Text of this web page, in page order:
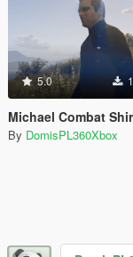
5.0
Michael Combat Shirt Camo
By DomisPL360Xbox